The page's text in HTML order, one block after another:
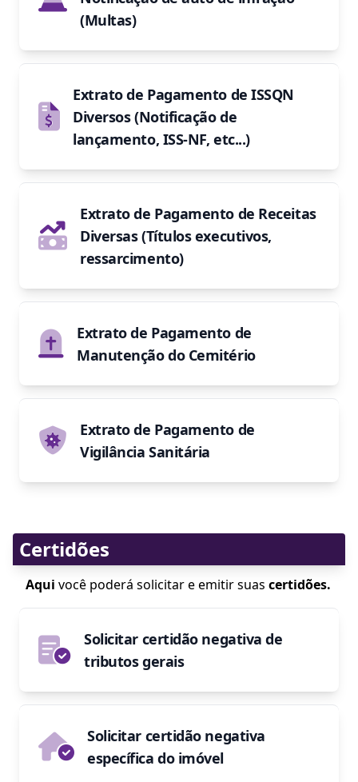
(Multas)
Extrato de Pagamento de ISSQN
Diversos (Notificação de
lançamento, ISS-NF, etc...)
Extrato de Pagamento de Receitas
Diversas (Títulos executivos,
ressarcimento)
Extrato de Pagamento de
Manutenção do Cemitério
Extrato de Pagamento de
Vigilância Sanitária
Certidões
Aqui você poderá solicitar e emitir suas certidões.
Solicitar certidão negativa de
tributos gerais
Solicitar certidão negativa
específica do imóvel